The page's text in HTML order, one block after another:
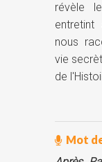
révèle
nous
vie
de
Mot